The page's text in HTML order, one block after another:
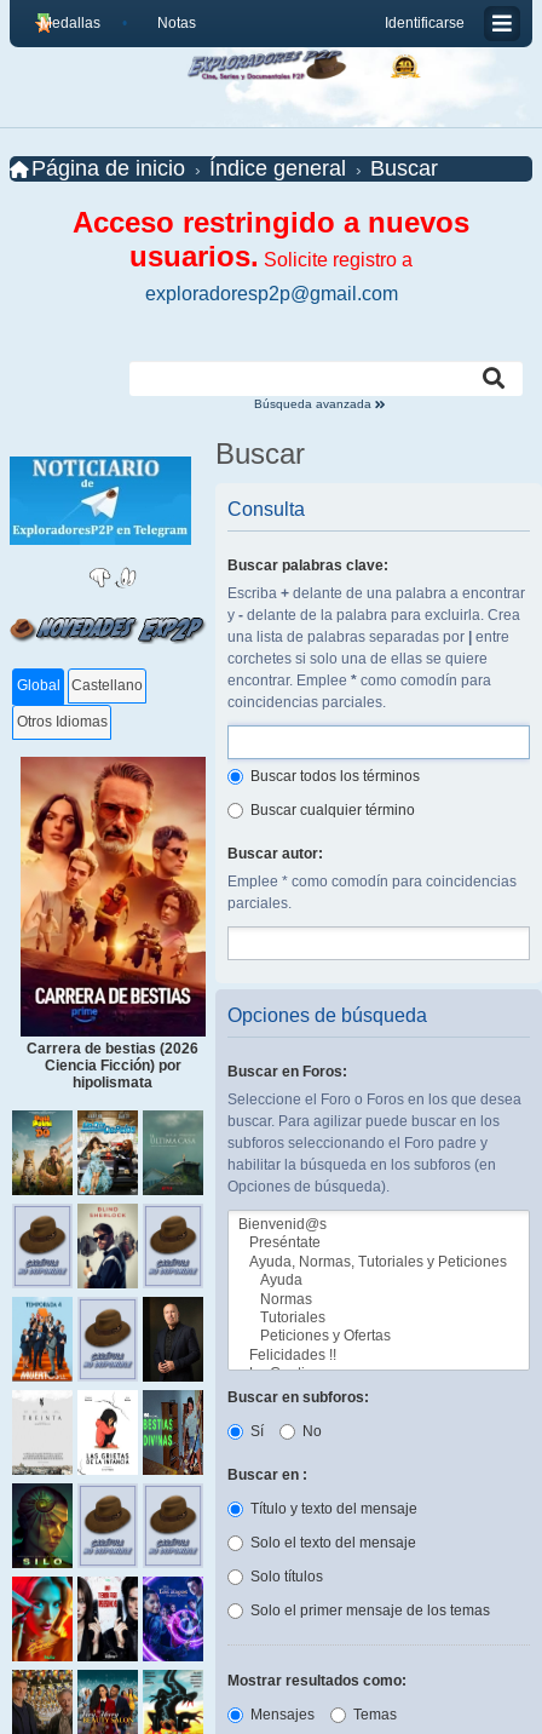
Identificarse
Medallas Notas
Página de inicio Índice general Buscar
Acceso restringido a nuevos
usuarios. Solicite registro a
exploradoresp2p@gmail.com
Búsqueda avanzada
Global Castellano
Otros Idiomas
Carrera de bestias (2026
Ciencia Ficción) por
hipolismata
Buscar
Consulta
Buscar palabras clave:
Escriba + delante de una palabra a encontrar
y - delante de la palabra para excluirla. Crea
una lista de palabras separadas por
entre
corchetes si solo una de ellas se quiere
encontrar. Emplee * como comodín para
coincidencias parciales.
Buscar todos los términos
Buscar cualquier término
Buscar autor:
Emplee * como comodín para coincidencias
parciales.
Opciones de búsqueda
Buscar en Foros:
Seleccione el Foro o Foros en los que desea
buscar. Para agilizar puede buscar en los
subforos seleccionando el Foro padre y
habilitar la búsqueda en los subforos (en
Opciones de búsqueda).
Buscar en subforos:
Sí
No
Buscar en :
Título y texto del mensaje
Solo el texto del mensaje
Solo títulos
Solo el primer mensaje de los temas
Mostrar resultados como:
Mensajes
Temas